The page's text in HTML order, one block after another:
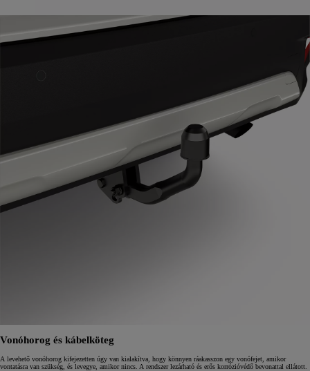
Vonóhorog és kábelköteg
A levehető vonóhorog kifejezetten úgy van kialakítva, hogy könnyen ráakasszon egy vonófejet, amikor
vontatásra van szükség, és levegye, amikor nincs. A rendszer lezárható és erős korrózióvédő bevonattal ellátott.